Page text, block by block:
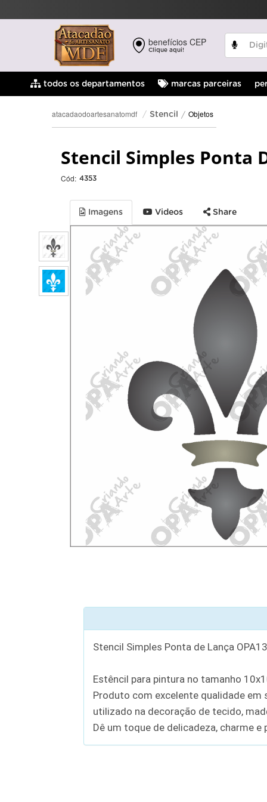
benefícios CEP
Clique aqui!
todos os departamentos marcas parceiras
atacadaodoartesanatomdf Stencil Objetos
Stencil Simples Ponta
Cód: 4353
Imagens Videos
Share
Stencil Simples Ponta de Lança
Estêncil para pintura no tamanho
Produto com excelente qualidade em
utilizado na decoração de tecido,
Dê um toque de delicadeza, charme